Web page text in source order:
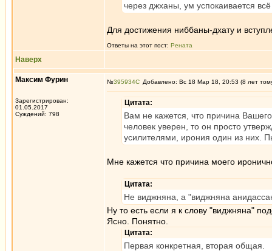
через джханы, ум успокаивается
Для достижения ниббаны-дхату и
Ответы на этот пост: Рената
Наверх
Максим Фурин
Зарегистрирован:
01.05.2017
Суждений: 798
№395934 Добавлено: Вс 18 Мар 18, 20:53 (8 лет
Цитата:
Вам не кажется, что причина
человек уверен, то он просто
усилителями, ирония один из них.
Мне кажется что причина моего
Цитата:
Не виджняна, а "виджняна
Ну то есть если я к слову "виджняна"
Ясно. Понятно.
Цитата:
Первая конкретная, вторая общая.